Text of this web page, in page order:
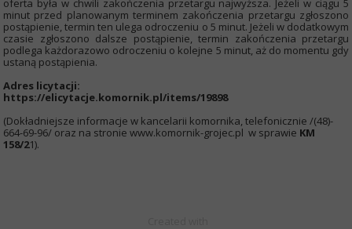
oferta była w chwili zakończenia przetargu najwyższa. Jeżeli w ciągu 5
minut przed planowanym terminem zakończenia przetargu zgłoszono
postąpienie, termin ten ulega odroczeniu o 5 minut. Jeżeli w dodatkowym
czasie zgłoszono dalsze postąpienie, termin zakończenia przetargu
podlega każdorazowo odroczeniu o kolejne 5 minut, aż do momentu gdy
ustaną postąpienia.
Adres licytacji:
https://elicytacje.komornik.pl/items/19898
(Dokładniejsze informacje w kancelarii komornika, telefonicznie /(48)-
664-69-96/ oraz na stronie www.komornik-grojec.pl w sprawie KM
158/21).